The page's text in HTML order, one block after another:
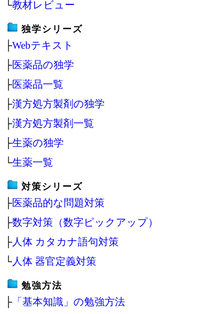
└教材レビュー
独学シリーズ
├Webテキスト
├医薬品の独学
├医薬品一覧
├漢方処方製剤の独学
├漢方処方製剤一覧
├生薬の独学
└生薬一覧
対策シリーズ
├医薬品的な問題対策
├数字対策（数字ピックアップ）
├人体 カタカナ語句対策
└人体 器官定義対策
勉強方法
├ 「基本知識」の勉強方法